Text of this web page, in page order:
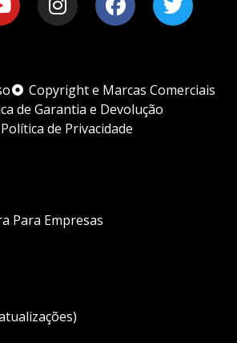
Copyright e Marcas Comerciais
de Garantia e Devolução
Política de Privacidade
Para Empresas